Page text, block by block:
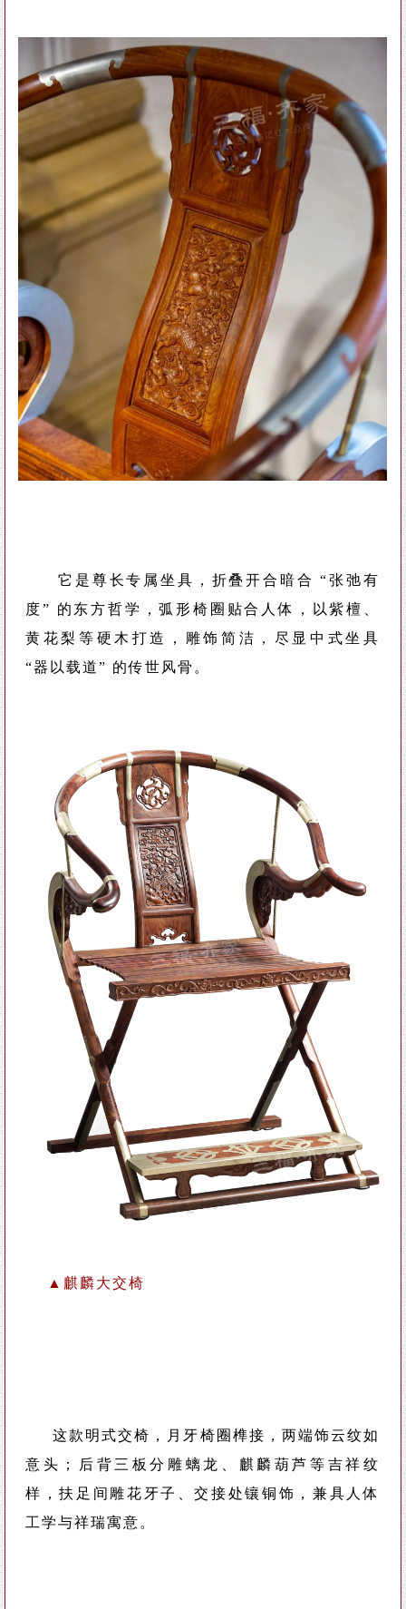
它是尊长专属坐具，折叠开合暗合 “张弛有
度” 的东方哲学，弧形椅圈贴合人体，以紫檀、
黄花梨等硬木打造，雕饰简 洁，尽显中式坐具
“器以载道” 的传世风骨。
▲麒麟大交椅
这款明式交椅，月牙椅圈榫接，两端饰云纹如
意头；后背三板分雕螭龙、麒麟葫芦等吉祥纹
样，扶足间雕花牙子、交接处镶铜饰，兼具人体
工学与祥瑞寓意。